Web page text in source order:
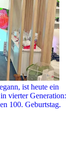
ist heute ein
vierter Generation:
100. Geburtstag.